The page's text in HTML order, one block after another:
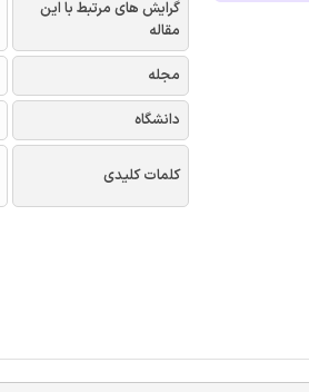
گرایش های مرتبط با این
مقاله
مجله
دانشگاه
کلمات کلیدی